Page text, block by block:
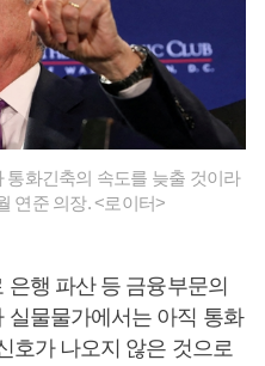
통화긴축의 속도를 늦출 것이라
연준 의장. <로이터>
행 파산 등 금융부문의
실물물가에서는 아직 통화
호가 나오지 않은 것으로